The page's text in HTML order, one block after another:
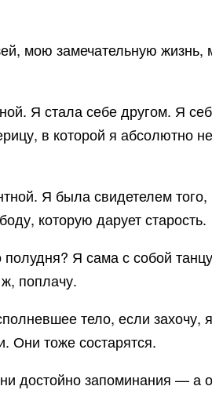
мою замечательную
Я стала себе другом. Я
в которой я абсолютно
Я была свидетелем
которую дарует старость.
Я сама с собой
поплачу.
тело, если
Они тоже состарятся.
достойно запоминания — а